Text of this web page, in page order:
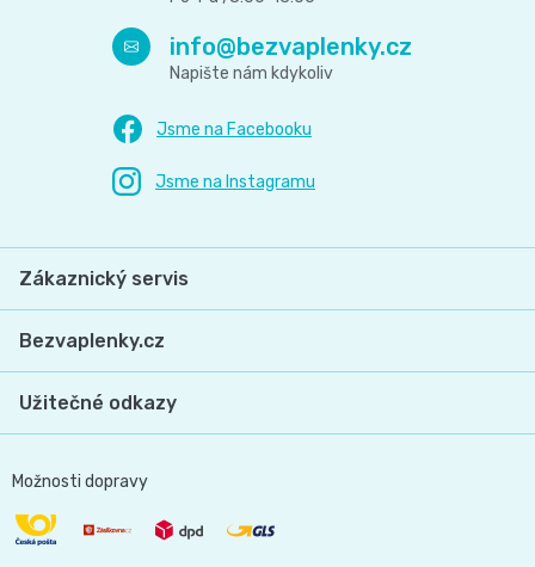
info@bezvaplenky.cz
Zákaznický servis
Bezvaplenky.cz
Užitečné odkazy
Možnosti dopravy